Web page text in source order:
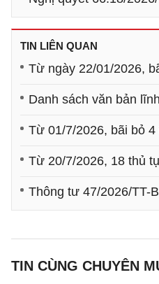
TIN LIÊN QUAN
Từ ngày 22/01/2026,
Danh sách văn bản
Từ 01/7/2026, bãi bỏ
Từ 20/7/2026, 18 thủ
Thông tư 47/2026/TT-
TIN CÙNG CHUYÊN